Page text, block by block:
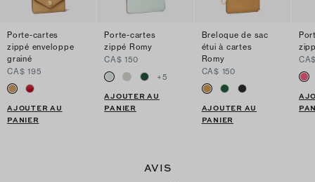
Porte-cartes
zippé enveloppe
grainé
CA$ 195
AJOUTER AU
PANIER
Porte-cartes
zippé Romy
CA$ 150
+5
AJOUTER AU
PANIER
Breloque de sac
étui à cartes
Romy
CA$ 150
AJOUTER AU
PANIER
AVIS